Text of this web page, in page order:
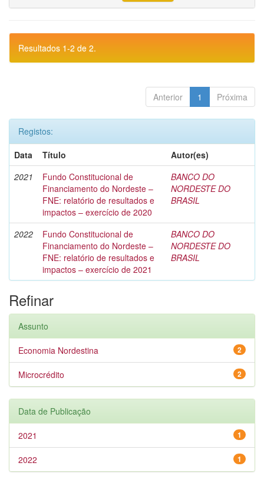
Resultados 1-2 de 2.
Anterior 1 Próxima
Registos:
Data
Título
Autor(es)
2021
Fundo Constitucional de
Financiamento do Nordeste –
FNE: relatório de resultados e
impactos – exercício de 2020
BANCO DO
NORDESTE DO
BRASIL
2022
Fundo Constitucional de
Financiamento do Nordeste –
FNE: relatório de resultados e
impactos – exercício de 2021
BANCO DO
NORDESTE DO
BRASIL
Refinar
Assunto
2
Economia Nordestina
2
Microcrédito
Data de Publicação
1
2021
1
2022